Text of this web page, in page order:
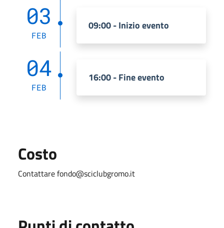
03
FEB
09:00 - Inizio evento
04
FEB
16:00 - Fine evento
Costo
Contattarefondo@sciclubgromo.it